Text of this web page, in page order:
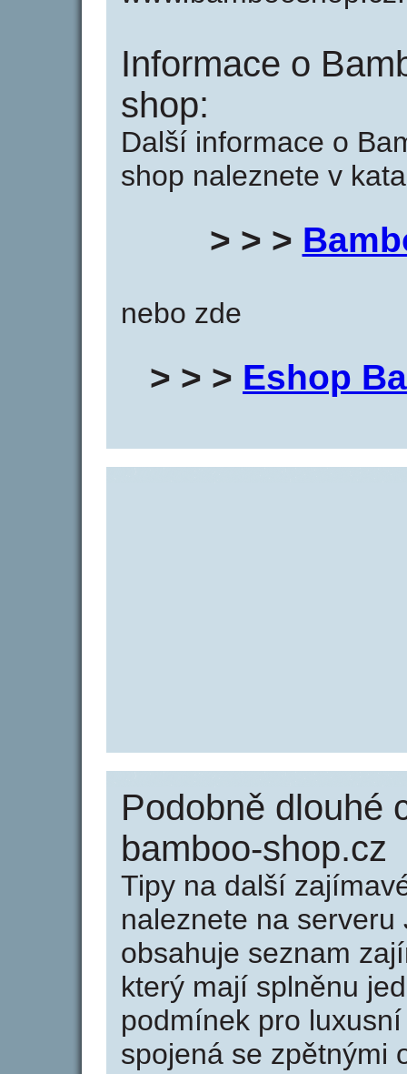
Informace o
shop:
Další informace o
shop naleznete v
> > >
nebo zde
> > > Eshop
Podobně dlouhé
bamboo-shop.cz
Tipy na další
naleznete na serveru
obsahuje seznam
který mají splněnu
podmínek pro
spojená se zpětnými